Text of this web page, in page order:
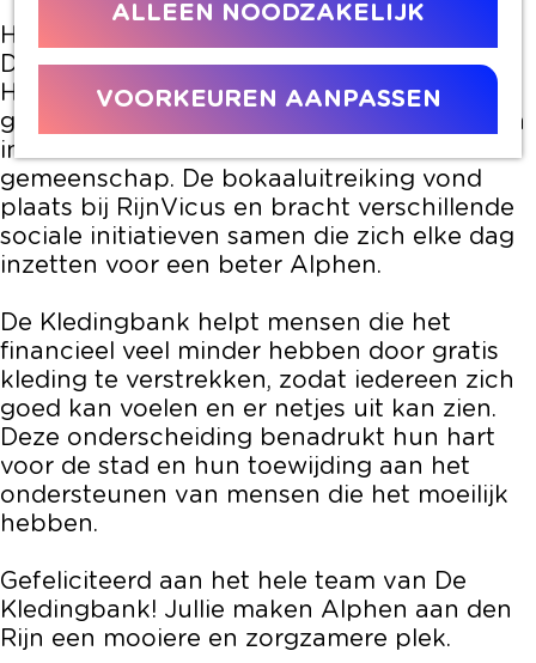
ALLEEN NOODZAKELIJK
VOORKEUREN AANPASSEN
Hoera voor De Kledingbank Groene Hart!
Donderdag 14 november hebben ze de
Hartstikke Sociaal Bokaal in de wacht
gesleept, een prachtige erkenning voor hun
inzet en betekenisvolle werk in de
gemeenschap. De bokaaluitreiking vond
plaats bij RijnVicus en bracht verschillende
sociale initiatieven samen die zich elke dag
inzetten voor een beter Alphen.
De Kledingbank helpt mensen die het
financieel veel minder hebben door gratis
kleding te verstrekken, zodat iedereen zich
goed kan voelen en er netjes uit kan zien.
Deze onderscheiding benadrukt hun hart
voor de stad en hun toewijding aan het
ondersteunen van mensen die het moeilijk
hebben.
Gefeliciteerd aan het hele team van De
Kledingbank! Jullie maken Alphen aan den
Rijn een mooiere en zorgzamere plek.